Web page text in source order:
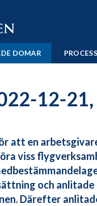
DOMAR
12-
att en
viss
och
Därefter